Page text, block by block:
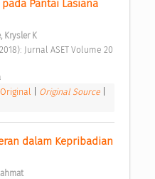
Pantai Lasiana
Krysler K
Original Source
dalam Kepribadian